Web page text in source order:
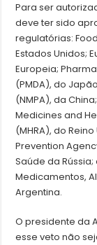
Para ser
deve ter sido
regulatórias:
Estados Unidos;
Europeia;
(PMDA), do
(NMPA), da
Medicines and
(MHRA), do
Prevention
Saúde da
Medicamentos,
Argentina.
O presidente da
esse veto não